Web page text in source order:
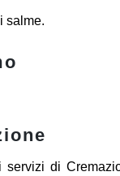
salme.
di